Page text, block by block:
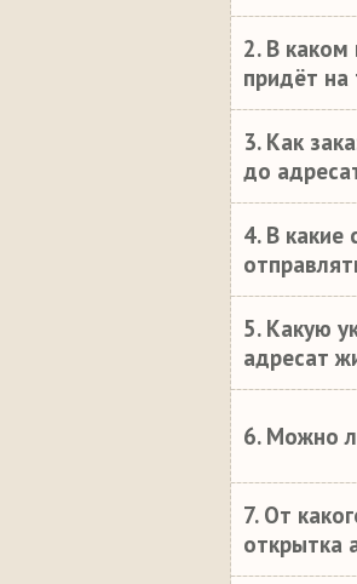
2. В
придёт на
3. Как
до
4. В какие
5. Какую
адресат
6. Можно
7. От
открытка